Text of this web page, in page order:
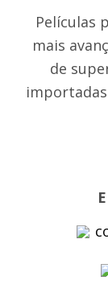
Películas
mais
de